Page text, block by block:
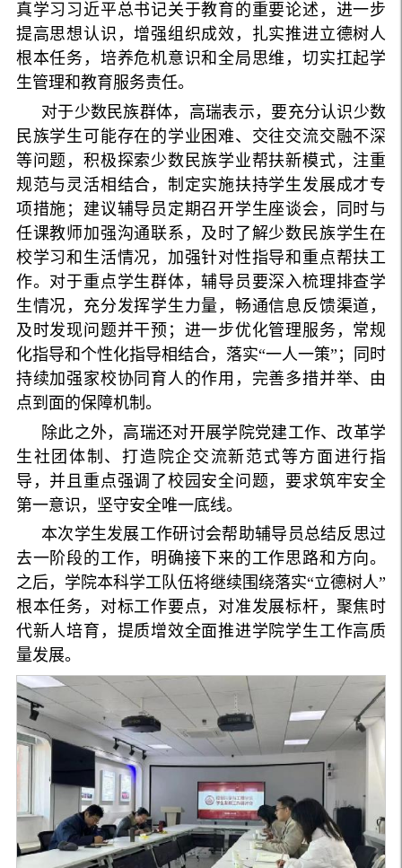
真学习习近平总书记关于教育的重要论述，进一步
提高思想认识，增强组织成效，扎实推进立德树人
根本任务，培养危机意识和全局思维，切实扛起学
生管理和教育服务责任。
对于少数民族群体，高瑞表示，要充分认识少数
民族学生可能存在的学业困难、交往交流交融不深
等问题，积极探索少数民族学业帮扶新模式，注重
规范与灵活相结合，制定实施扶持学生发展成才专
项措施；建议辅导员定期召开学生座谈会，同时与
任课教师加强沟通联系，及时了解少数民族学生在
校学习和生活情况，加强针对性指导和重点帮扶工
作。对于重点学生群体，辅导员要深入梳理排查学
生情况，充分发挥学生力量，畅通信息反馈渠道，
及时发现问题并干预；进一步优化管理服务，常规
化指导和个性化指导相结合，落实“一人一策”；同时
持续加强家校协同育人的作用，完善多措并举、由
点到面的保障机制。
除此之外，高瑞还对开展学院党建工作、改革学
生社团体制、打造院企交流新范式等方面进行指
导，并且重点强调了校园安全问题，要求筑牢安全
第一意识，坚守安全唯一底线。
本次学生发展工作研讨会帮助辅导员总结反思过
去一阶段的工作，明确接下来的工作思路和方向。
之后，学院本科学工队伍将继续围绕落实“立德树人”
根本任务，对标工作要点，对准发展标杆，聚焦时
代新人培育，提质增效全面推进学院学生工作高质
量发展。